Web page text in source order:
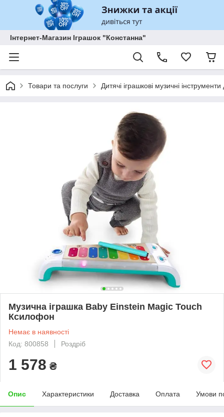
Інтернет-Магазин Іграшок "Констанна"
Товари та послуги Дитячі іграшкові музичні інструменти
Музична іграшка Baby Einstein Magic Touch
Ксилофон
Немає в наявності
Код: 800858
Роздріб
1 578 ₴
Опис Характеристики Доставка Оплата Умови